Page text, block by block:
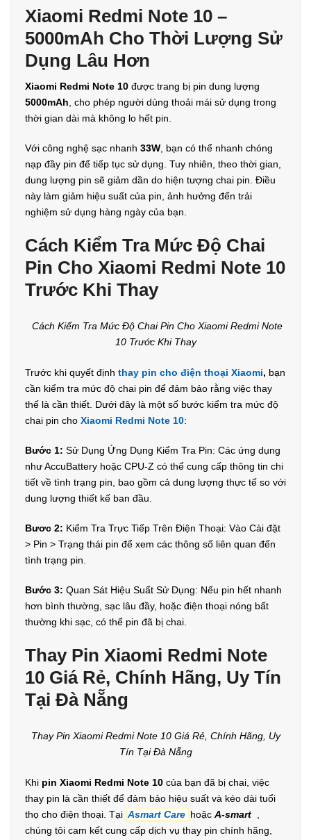
Xiaomi Redmi Note 10 –
5000mAh Cho Thời Lượng Sử
Dụng Lâu Hơn
Xiaomi Redmi Note 10 được trang bị pin dung lượng
5000mAh , cho phép người dùng thoải mái sử dụng trong
thời gian dài mà không lo hết pin.
Với công nghệ sạc nhanh 33W , bạn có thể nhanh chóng
nạp đầy pin để tiếp tục sử dụng. Tuy nhiên, theo thời gian,
dung lượng pin sẽ giảm dần do hiện tượng chai pin. Điều
này làm giảm hiệu suất của pin, ảnh hưởng đến trải
nghiệm sử dụng hàng ngày của bạn.
Cách Kiểm Tra Mức Độ Chai
Pin Cho Xiaomi Redmi Note 10
Trước Khi Thay
Cách Kiểm Tra Mức Độ Chai Pin Cho Xiaomi Redmi Note
10 Trước Khi Thay
Trước khi quyết định thay pin cho điện thoại Xiaomi, bạn
cần kiểm tra mức độ chai pin để đảm bảo rằng việc thay
thế là cần thiết. Dưới đây là một số bước kiểm tra mức độ
chai pin cho Xiaomi Redmi Note 10:
Bước 1: Sử Dụng Ứng Dụng Kiểm Tra Pin: Các ứng dụng
như AccuBattery hoặc CPU-Z có thể cung cấp thông tin chi
tiết về tình trạng pin, bao gồm cả dung lượng thực tế so với
dung lượng thiết kế ban đầu.
Bươc 2: Kiểm Tra Trực Tiếp Trên Điện Thoại: Vào Cài đặt
> Pin > Trạng thái pin để xem các thông số liên quan đến
tình trạng pin.
Bước 3: Quan Sát Hiệu Suất Sử Dụng: Nếu pin hết nhanh
hơn bình thường, sạc lâu đầy, hoặc điện thoại nóng bất
thường khi sạc, có thể pin đã bị chai.
Thay Pin Xiaomi Redmi Note
10 Giá Rẻ, Chính Hãng, Uy Tín
Tại Đà Nẵng
Thay Pin Xiaomi Redmi Note 10 Giá Rẻ, Chính Hãng, Uy
Tín Tại Đà Nẵng
Khi pin Xiaomi Redmi Note 10 của bạn đã bị chai, việc
thay pin là cần thiết để đảm bảo hiệu suất và kéo dài tuổi
thọ cho điện thoại. Tại Asmart Care hoặc A-smart ,
chúng tôi cam kết cung cấp dịch vụ thay pin chính hãng,